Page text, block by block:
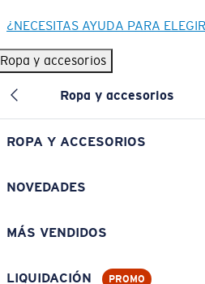
¿NECESITAS AYUDA PARA
Ropa y accesorios
Ropa y accesorios
ROPA Y ACCESORIOS
NOVEDADES
MÁS VENDIDOS
LIQUIDACIÓN PROMO